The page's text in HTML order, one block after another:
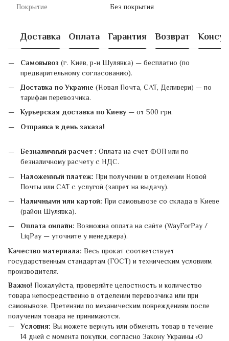
Покрытие Без покрытия
Доставка Оплата Гарантия Возврат
Самовывоз (г. Киев, р-н Шулявка) — бесплатно (по
предварительному согласованию).
Доставка по Украине (Новая Почта, САТ, Деливери) — по
тарифам перевозчика.
Курьерская доставка по Киеву — от 500 грн.
Отправка в день заказа!
Безналичный расчет : Оплата на счет ФОП или по
безналичному расчету с НДС.
Наложенный платеж: При получении в отделении Новой
Почты или САТ с услугой (запрет на выдачу).
Наличными или картой: При самовывозе со склада в Киеве
(район Шулявка).
Оплата онлайн: Возможна оплата на сайте (WayForPay /
LiqPay — уточните у менеджера).
Качество материала: Весь прокат соответствует
государственным стандартам (ГОСТ) и техническим условиям
производителя.
Важно! Пожалуйста, проверяйте целостность и количество
товара непосредственно в отделении перевозчика или при
самовывозе. Претензии по механическим повреждениям после
получения товара не принимаются.
Условия: Вы можете вернуть или обменять товар в течение
14 дней с момента покупки, согласно Закону Украины «О